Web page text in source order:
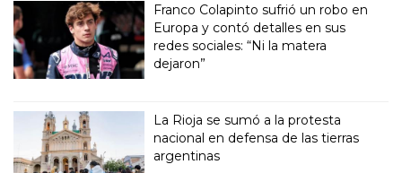
Franco Colapinto sufrió un robo en
Europa y contó detalles en sus
redes sociales: “Ni la matera
dejaron”
La Rioja se sumó a la protesta
nacional en defensa de las tierras
argentinas